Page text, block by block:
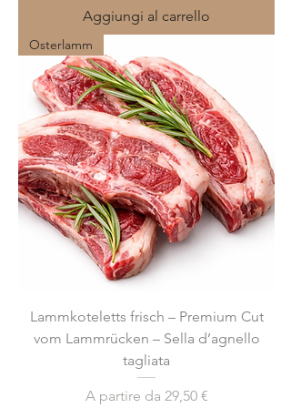
Aggiungi al carrello
Osterlamm
Lammkoteletts frisch – Premium Cut
vom Lammrücken – Sella d’agnello
tagliata
A partire da 29,50 €
Prezzo scontato